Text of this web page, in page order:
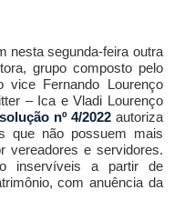
nesta segunda-feira outra
tora, grupo composto pelo
vice Fernando Lourenço
– Ica e Vladi Lourenço
nº 4/2022 autoriza
que não possuem mais
vereadores e servidores.
inservíveis a partir de
com anuência da